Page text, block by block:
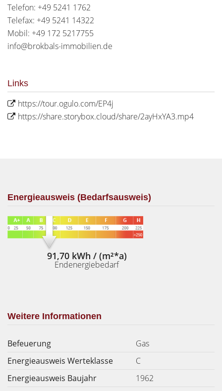
Telefon: +49 5241 1762
Telefax: +49 5241 14322
Mobil: +49 172 5217755
info@brokbals-immobilien.de
Links
https://tour.ogulo.com/EP4j
https://share.storybox.cloud/share/2ayHxYA3.mp4
Energieausweis (Bedarfsausweis)
91,70 kWh / (m²*a)
Endenergiebedarf
Weitere Informationen
Befeuerung
Gas
Energieausweis Werteklasse
C
Energieausweis Baujahr
1962